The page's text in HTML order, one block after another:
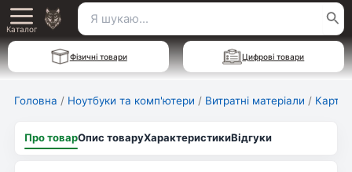
Перейти
до
вмісту
Main
Menu
Каталог
Пошук
для:
Фізичні товари Цифрові товари
Головна / Ноутбуки та комп'ютери / Витратні матеріали /
Про товарОпис товаруХарактеристикиВідгуки